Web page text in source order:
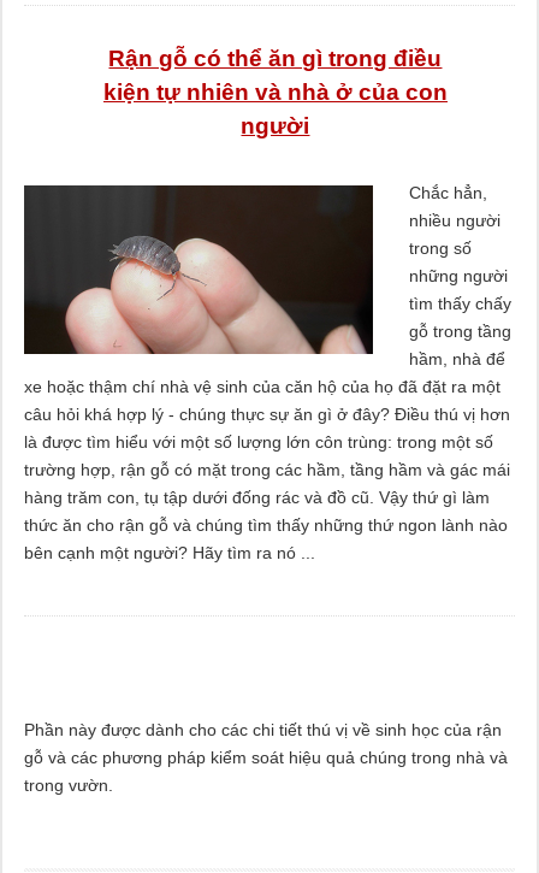
Rận gỗ có thể ăn gì trong điều
kiện tự nhiên và nhà ở của con
người
Chắc hẳn,
nhiều người
trong số
những người
tìm thấy chấy
gỗ trong tầng
hầm, nhà để
xe hoặc thậm chí nhà vệ sinh của căn hộ của họ đã đặt ra một
câu hỏi khá hợp lý - chúng thực sự ăn gì ở đây? Điều thú vị hơn
là được tìm hiểu với một số lượng lớn côn trùng: trong một số
trường hợp, rận gỗ có mặt trong các hầm, tầng hầm và gác mái
hàng trăm con, tụ tập dưới đống rác và đồ cũ. Vậy thứ gì làm
thức ăn cho rận gỗ và chúng tìm thấy những thứ ngon lành nào
bên cạnh một người? Hãy tìm ra nó ...
Phần này được dành cho các chi tiết thú vị về sinh học của rận
gỗ và các phương pháp kiểm soát hiệu quả chúng trong nhà và
trong vườn.